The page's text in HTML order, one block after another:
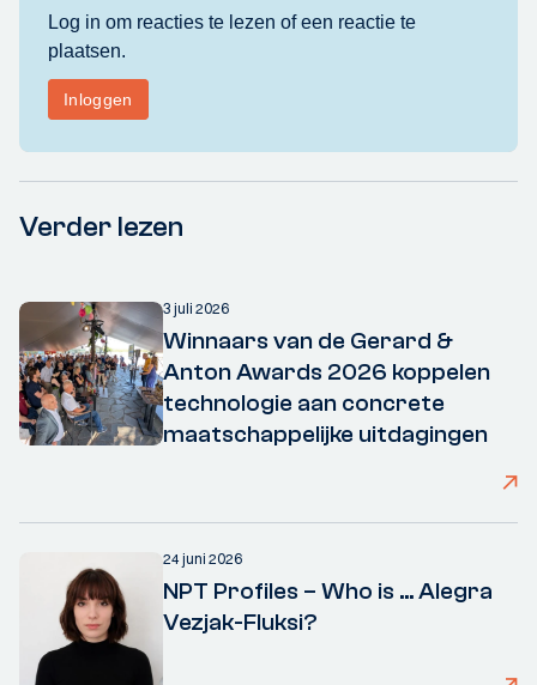
Verder lezen
3 juli 2026
Winnaars van de Gerard &
Anton Awards 2026 koppelen
technologie aan concrete
maatschappelijke uitdagingen
24 juni 2026
NPT Profiles – Who is ... Alegra
Vezjak-Fluksi?